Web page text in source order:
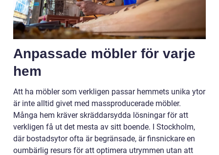
Anpassade möbler för varje
hem
Att ha möbler som verkligen passar hemmets unika ytor
är inte alltid givet med massproducerade möbler.
Många hem kräver skräddarsydda lösningar för att
verkligen få ut det mesta av sitt boende. I Stockholm,
där bostadsytor ofta är begränsade, är finsnickare en
oumbärlig resurs för att optimera utrymmen utan att